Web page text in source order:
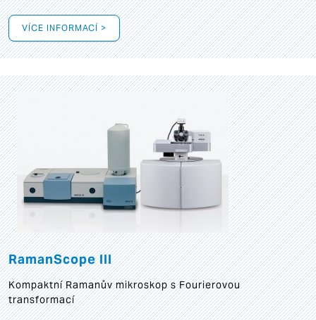
VÍCE INFORMACÍ >
RamanScope III
Kompaktní Ramanův mikroskop s Fourierovou
transformací